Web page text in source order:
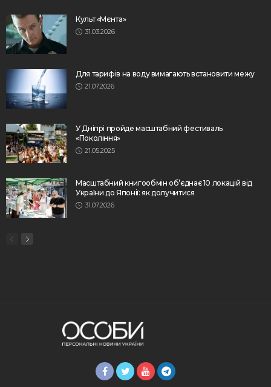
Культ «Мєнта»
31.03.2026
Для тарифів на воду вимагають встановити межу
21.07.2026
У Дніпрі пройде масштабний фестиваль
«Покоління»
21.05.2025
Масштабний книгообмін об’єднає 10 локацій від
України до Японії: як долучитися
31.07.2026